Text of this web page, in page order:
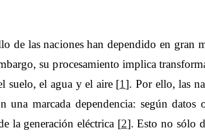
las naciones han dependido en gran
su procesamiento implica
suelo, el agua y el aire [1]. Por ello, las
marcada dependencia: según datos
la generación eléctrica [2]. Esto no sólo